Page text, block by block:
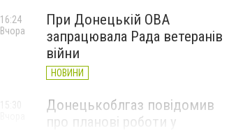
При Донецькій ОВА
запрацювала Рада ветеранів
війни
НОВИНИ
16:24
Вчора
Донецькоблгаз повідомив
про планові роботи у
15:30